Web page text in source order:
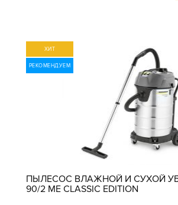
ХИТ
РЕКОМЕНДУЕМ
ПЫЛЕСОС ВЛАЖНОЙ И СУХОЙ
90/2 ME CLASSIC EDITION